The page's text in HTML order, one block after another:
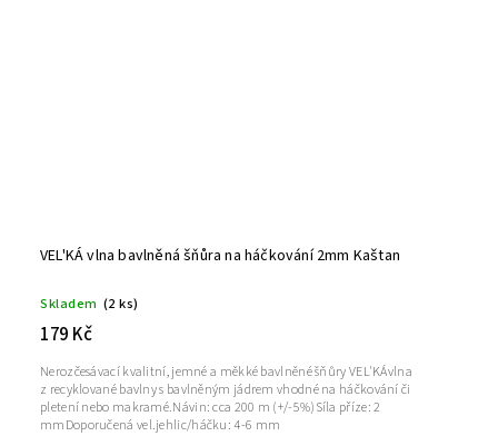
VEL'KÁ vlna bavlněná šňůra na háčkování 2mm Kaštan
Skladem (2 ks)
179 Kč
Nerozčesávací kvalitní, jemné a měkké bavlněné šňůry VEL'KÁvlna
z recyklované bavlny s bavlněným jádrem vhodné na háčkování či
pletení nebo makramé.Návin: cca 200 m (+/-5%)Síla příze: 2
mmDoporučená vel.jehlic/háčku: 4-6 mm